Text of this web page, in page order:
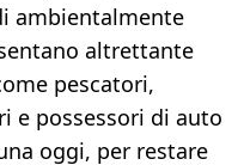
ambientalmente
altrettante
pescatori,
e possessori di auto
oggi, per restare